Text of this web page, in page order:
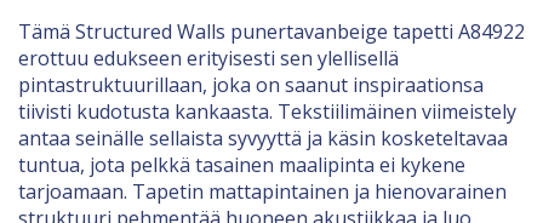
Tämä Structured Walls punertavanbeige tapetti A84922
erottuu edukseen erityisesti sen ylellisellä
pintastruktuurillaan, joka on saanut inspiraationsa
tiivisti kudotusta kankaasta. Tekstiilimäinen viimeistely
antaa seinälle sellaista syvyyttä ja käsin kosketeltavaa
tuntua, jota pelkkä tasainen maalipinta ei kykene
tarjoamaan. Tapetin mattapintainen ja hienovarainen